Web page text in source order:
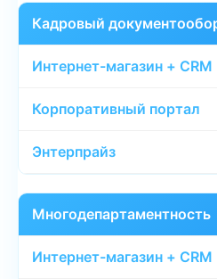
Кадровый
Многодепартаментность